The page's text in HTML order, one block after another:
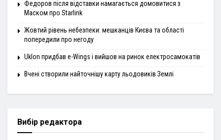
Федоров після відставки намагається домовитися з
Маском про Starlink
Жовтий рівень небезпеки: мешканців Києва та області
попередили про негоду
Uklon придбав e-Wings і вийшов на ринок електросамокатів
Вчені створили найточнішу карту льодовиків Землі
Вибір редактора